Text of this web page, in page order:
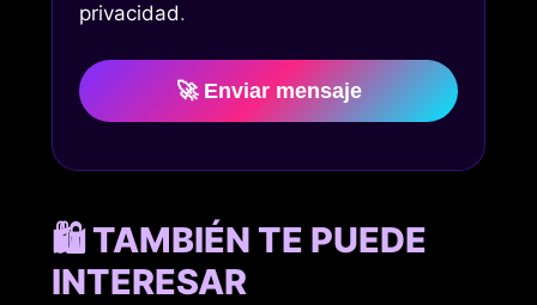
privacidad.
🚀 Enviar mensaje
🛍️ TAMBIÉN TE PUEDE
INTERESAR